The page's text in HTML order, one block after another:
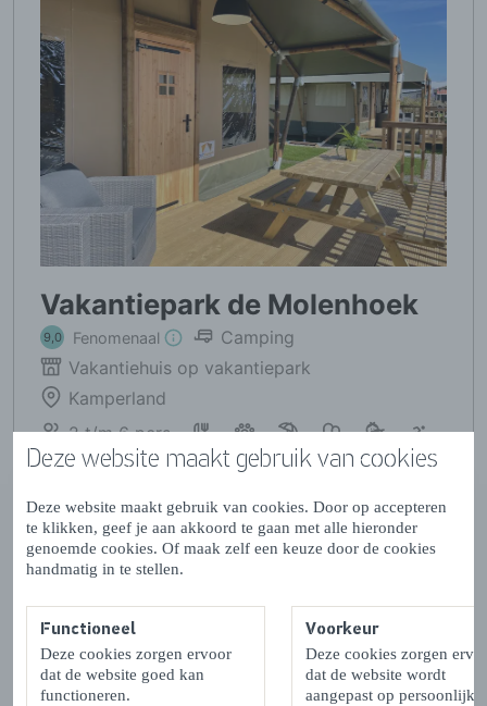
Deze website maakt gebruik van cookies
Deze website maakt gebruik van cookies. Door op accepteren
te klikken, geef je aan akkoord te gaan met alle hieronder
genoemde cookies. Of maak zelf een keuze door de cookies
handmatig in te stellen.
Functioneel
Deze cookies zorgen ervoor
dat de website goed kan
functioneren.
Voorkeur
Deze cookies zorgen
dat de website wordt
aangepast op persoonlijke